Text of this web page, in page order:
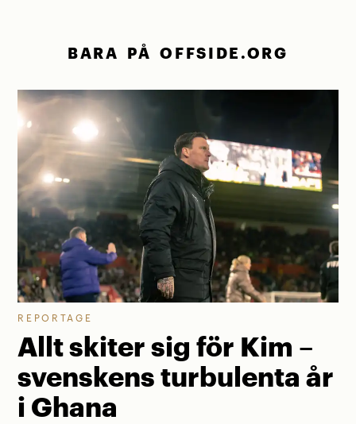
BARA PÅ OFFSIDE.ORG
REPORTAGE
Allt skiter sig för Kim –
svenskens turbulenta år
i Ghana